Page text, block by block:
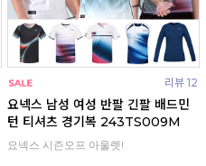
리뷰 12
요넥스 남성 여성 반팔 긴팔 배드민
턴 티셔츠 경기복 243TS009M
요넥스 시즌오프 아울렛!